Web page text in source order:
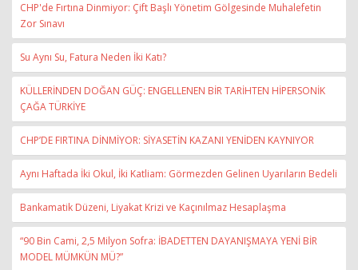
CHP'de Fırtına Dinmiyor: Çift Başlı Yönetim Gölgesinde Muhalefetin
Zor Sınavı
Su Aynı Su, Fatura Neden İki Katı?
KÜLLERİNDEN DOĞAN GÜÇ: ENGELLENEN BİR TARİHTEN HİPERSONİK
ÇAĞA TÜRKİYE
CHP’DE FIRTINA DİNMİYOR: SİYASETİN KAZANI YENİDEN KAYNIYOR
Aynı Haftada İki Okul, İki Katliam: Görmezden Gelinen Uyarıların Bedeli
Bankamatik Düzeni, Liyakat Krizi ve Kaçınılmaz Hesaplaşma
“90 Bin Cami, 2,5 Milyon Sofra: İBADETTEN DAYANIŞMAYA YENİ BİR
MODEL MÜMKÜN MÜ?”